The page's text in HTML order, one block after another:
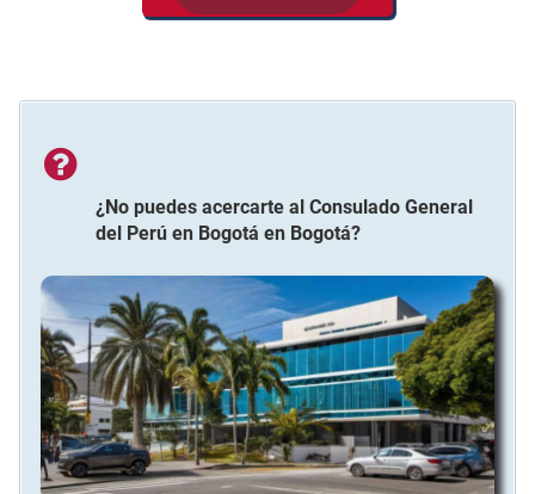
¿No puedes acercarte al Consulado General
del Perú en Bogotá en Bogotá?